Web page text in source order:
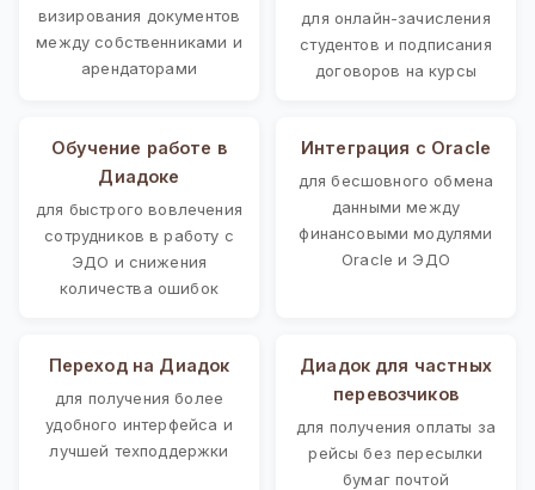
визирования документов
между собственниками и
арендаторами
для онлайн-зачисления
студентов и подписания
договоров на курсы
Обучение работе в
Диадоке
для быстрого вовлечения
сотрудников в работу с
ЭДО и снижения
количества ошибок
Интеграция с Oracle
для бесшовного обмена
данными между
финансовыми модулями
Oracle и ЭДО
Переход на Диадок
для получения более
удобного интерфейса и
лучшей техподдержки
Диадок для частных
перевозчиков
для получения оплаты за
рейсы без пересылки
бумаг почтой